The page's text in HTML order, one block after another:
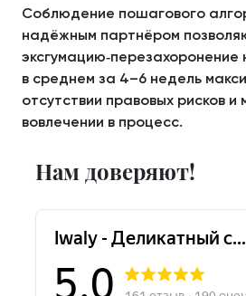
Соблюдение пошагового
надёжным партнёром
эксгумацию‑перезахоронение
в среднем за 4–6 недель
отсутствии правовых рисков и
вовлечении в процесс.
Нам доверяют!